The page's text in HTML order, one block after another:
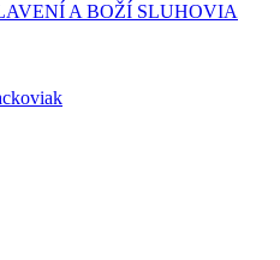
A BOŽÍ SLUHOVIA